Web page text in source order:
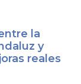
la
y
reales